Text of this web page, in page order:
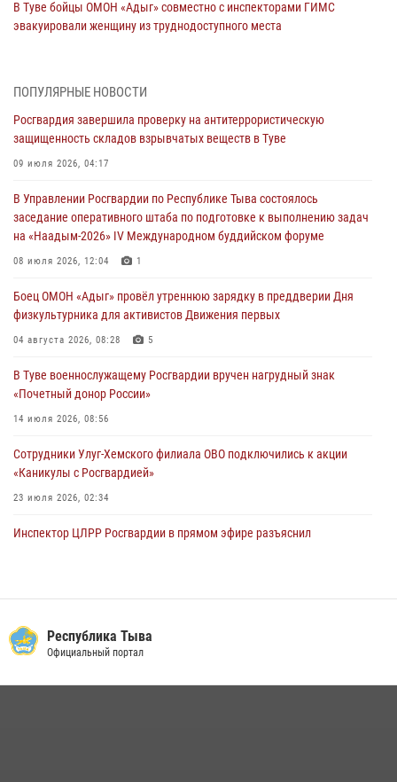
В Туве бойцы ОМОН «Адыг» совместно с инспекторами ГИМС
эвакуировали женщину из труднодоступного места
Росгвардия проверила организацию отдыха детей в детских
31 июля 2026, 03:49
Сотрудники вневедомственной охраны приняли участие в акции
29 июля 2026, 09:41
26 сигналов «Тревога» с автотранспортов отработали экипажи
задержаний Росгвардии в Туве с начала года
В Туве офицер Росгвардии подвела итоги юбилейного личного
забега
ПОПУЛЯРНЫЕ НОВОСТИ
Росгвардия завершила проверку на антитеррористическую
защищенность складов взрывчатых веществ в Туве
09 июля 2026, 04:17
В Управлении Росгвардии по Республике Тыва состоялось
заседание оперативного штаба по подготовке к выполнению задач
на «Наадым-2026» IV Международном буддийском форуме
08 июля 2026, 12:04 1
Боец ОМОН «Адыг» провёл утреннюю зарядку в преддверии Дня
физкультурника для активистов Движения первых
04 августа 2026, 08:28 5
В Туве военнослужащему Росгвардии вручен нагрудный знак
«Почетный донор России»
14 июля 2026, 08:56
Сотрудники Улуг-Хемского филиала ОВО подключились к акции
«Каникулы с Росгвардией»
23 июля 2026, 02:34
Инспектор ЦЛРР Росгвардии в прямом эфире разъяснил
Спортсмены Росгвардии стали победителями и призерами
Чемпионата по лёгкой атлетике Наадым-2026
Республика Тыва
Официальный портал